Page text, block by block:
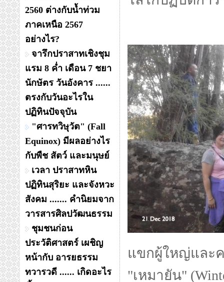
2560 ต่างกับน้ำท่วม
ภาคเหนือ 2567
อย่างไร?
จารึกปราสาทเชิงชุม
แรม 8 ค่ำ เดือน 7 ชยา
นักษัตร วันอังคาร ......
ตรงกับวันอะไรใน
ปฏิทินปัจจุบัน
"ศารทวิษุวัต" (Fall
Equinox) มีผลอย่างไร
กับพืช สัตว์ และมนุษย์
เวลา ปราสาทหิน
ปฏิทินสุริยะ และจังหวะ
สังคม ....... คำนิยมจาก
วารสารศิลปวัฒนธรรม
ชุมชนก่อน
ประวัติศาสตร์ เผชิญ
หน้ากับ อารยธรรม
ทวารวดี ...... เกิดอะไร
แขกผู้ใหญ่และ
"เหมายัน"